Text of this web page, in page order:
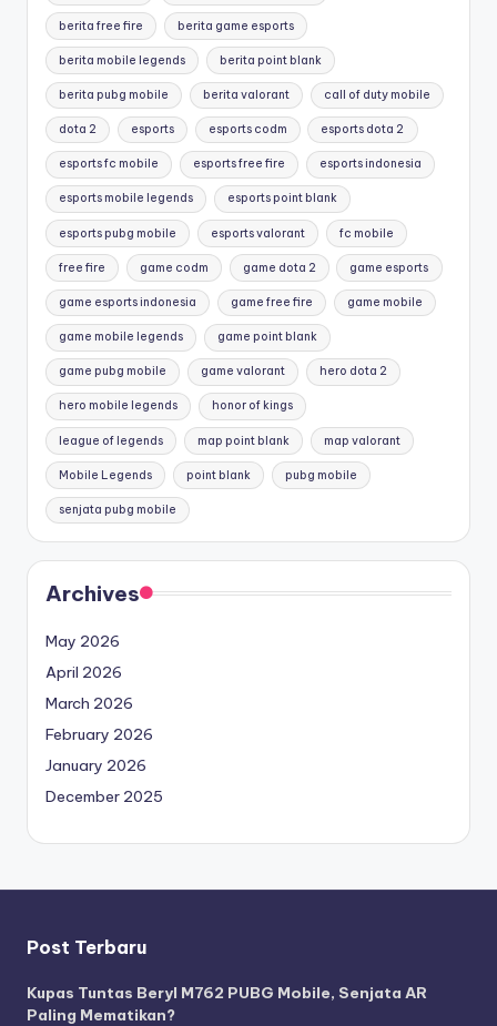
berita free fire berita game esports
berita mobile legends berita point blank
berita pubg mobile berita valorant call of duty mobile
dota 2 esports esports codm esports dota 2
esports fc mobile esports free fire esports indonesia
esports mobile legends esports point blank
esports pubg mobile esports valorant fc mobile
free fire game codm game dota 2 game esports
game esports indonesia game free fire game mobile
game mobile legends game point blank
game pubg mobile game valorant hero dota 2
hero mobile legends honor of kings
league of legends map point blank map valorant
Mobile Legends point blank pubg mobile
senjata pubg mobile
Archives
May 2026
April 2026
March 2026
February 2026
January 2026
December 2025
Post Terbaru
Kupas Tuntas Beryl M762 PUBG Mobile, Senjata AR
Paling Mematikan?